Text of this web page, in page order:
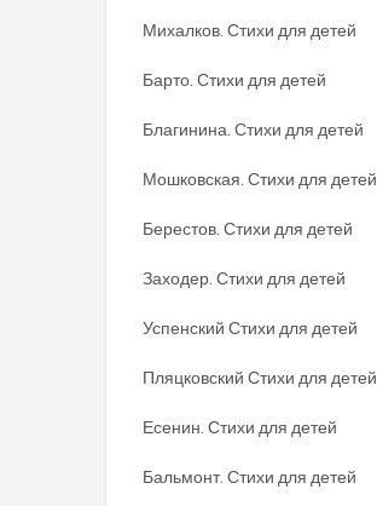
Михалков. Стихи для детей
Барто. Стихи для детей
Благинина. Стихи для детей
Мошковская. Стихи для детей
Берестов. Стихи для детей
Заходер. Стихи для детей
Успенский Стихи для детей
Пляцковский Стихи для детей
Есенин. Стихи для детей
Бальмонт. Стихи для детей